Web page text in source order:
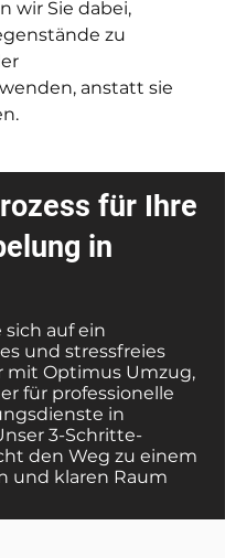
wir Sie dabei,
zu
anstatt sie
für Ihre
in
sich auf ein
und stressfreies
mit Optimus Umzug,
für professionelle
in
3-Schritte-
den Weg zu einem
und klaren Raum